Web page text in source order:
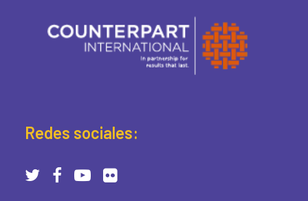
Redes sociales: